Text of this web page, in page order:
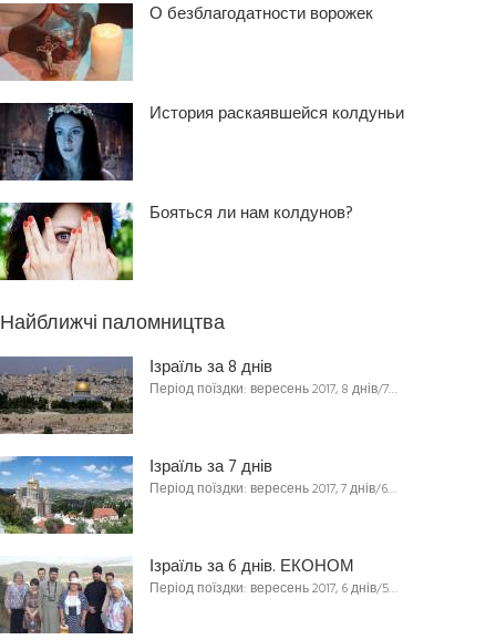
О безблагодатности ворожек
История раскаявшейся колдуньи
Бояться ли нам колдунов?
Найближчі паломництва
Ізраїль за 8 днів
Період поїздки: вересень 2017, 8 днів/7…
Ізраїль за 7 днів
Період поїздки: вересень 2017, 7 днів/6…
Ізраїль за 6 днів. ЕКОНОМ
Період поїздки: вересень 2017, 6 днів/5…